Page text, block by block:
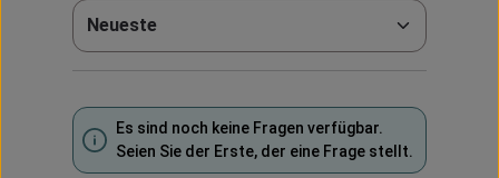
Sortieren nach
Es sind noch keine Fragen verfügbar.
Seien Sie der Erste, der eine Frage stellt.